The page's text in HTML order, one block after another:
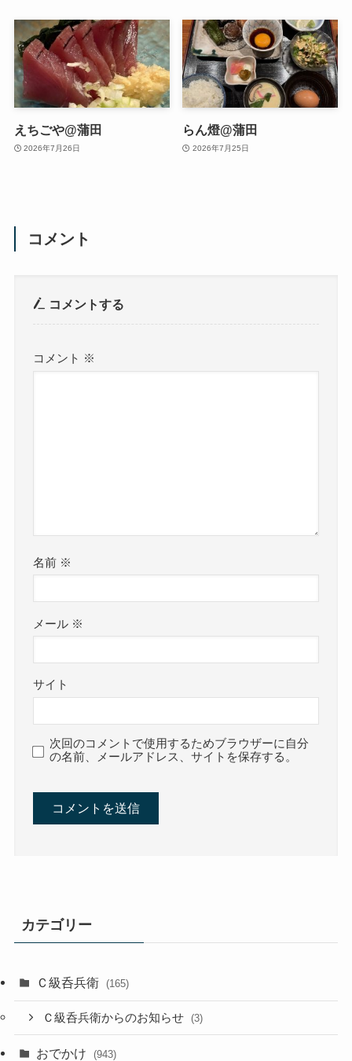
えちごや@蒲田
2026年7月26日
らん燈@蒲田
2026年7月25日
コメント
コメントする
コメント ※
名前 ※
メール ※
サイト
次回のコメントで使用するためブラウザーに自分
の名前、メールアドレス、サイトを保存する。
カテゴリー
Ｃ級呑兵衛 (165)
Ｃ級呑兵衛からのお知らせ (3)
おでかけ (943)